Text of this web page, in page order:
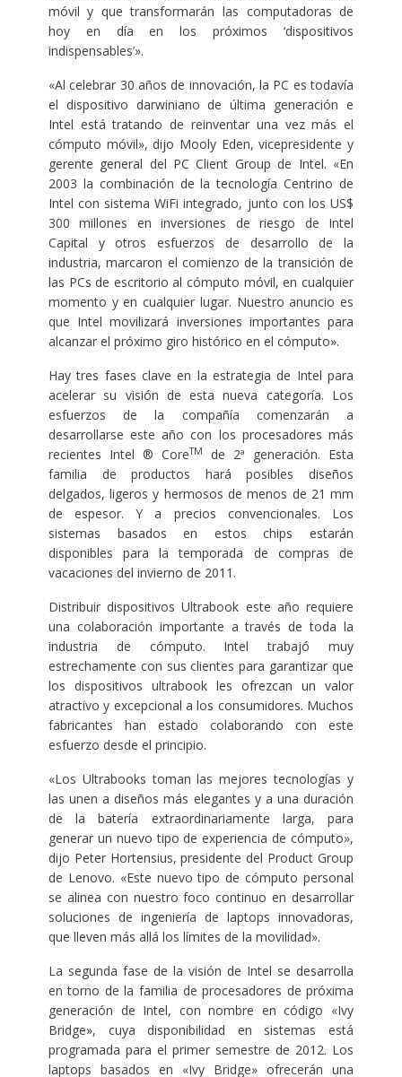
móvil y que transformarán las computadoras de
hoy en día en los próximos ‘dispositivos
indispensables’».
«Al celebrar 30 años de innovación, la PC es todavía
el dispositivo darwiniano de última generación e
Intel está tratando de reinventar una vez más el
cómputo móvil», dijo Mooly Eden, vicepresidente y
gerente general del PC Client Group de Intel. «En
2003 la combinación de la tecnología Centrino de
Intel con sistema WiFi integrado, junto con los US$
300 millones en inversiones de riesgo de Intel
Capital y otros esfuerzos de desarrollo de la
industria, marcaron el comienzo de la transición de
las PCs de escritorio al cómputo móvil, en cualquier
momento y en cualquier lugar. Nuestro anuncio es
que Intel movilizará inversiones importantes para
alcanzar el próximo giro histórico en el cómputo».
Hay tres fases clave en la estrategia de Intel para
acelerar su visión de esta nueva categoría. Los
esfuerzos de la compañía comenzarán a
desarrollarse este año con los procesadores más
recientes Intel ® CoreTM
de 2ª generación. Esta
familia de productos hará posibles diseños
delgados, ligeros y hermosos de menos de 21 mm
de espesor. Y a precios convencionales. Los
sistemas basados ​​en estos chips estarán
disponibles para la temporada de compras de
vacaciones del invierno de 2011.
Distribuir dispositivos Ultrabook este año requiere
una colaboración importante a través de toda la
industria de cómputo. Intel trabajó muy
estrechamente con sus clientes para garantizar que
los dispositivos ultrabook les ofrezcan un valor
atractivo y excepcional a los consumidores. Muchos
fabricantes han estado colaborando con este
esfuerzo desde el principio.
«Los Ultrabooks toman las mejores tecnologías y
las unen a diseños más elegantes y a una duración
de la batería extraordinariamente larga, para
generar un nuevo tipo de experiencia de cómputo»,
dijo Peter Hortensius, presidente del Product Group
de Lenovo. «Este nuevo tipo de cómputo personal
se alinea con nuestro foco continuo en desarrollar
soluciones de ingeniería de laptops innovadoras,
que lleven más allá los límites de la movilidad».
La segunda fase de la visión de Intel se desarrolla
en torno de la familia de procesadores de próxima
generación de Intel, con nombre en código «Ivy
Bridge», cuya disponibilidad en sistemas está
programada para el primer semestre de 2012. Los
laptops basados ​​en «Ivy Bridge» ofrecerán una